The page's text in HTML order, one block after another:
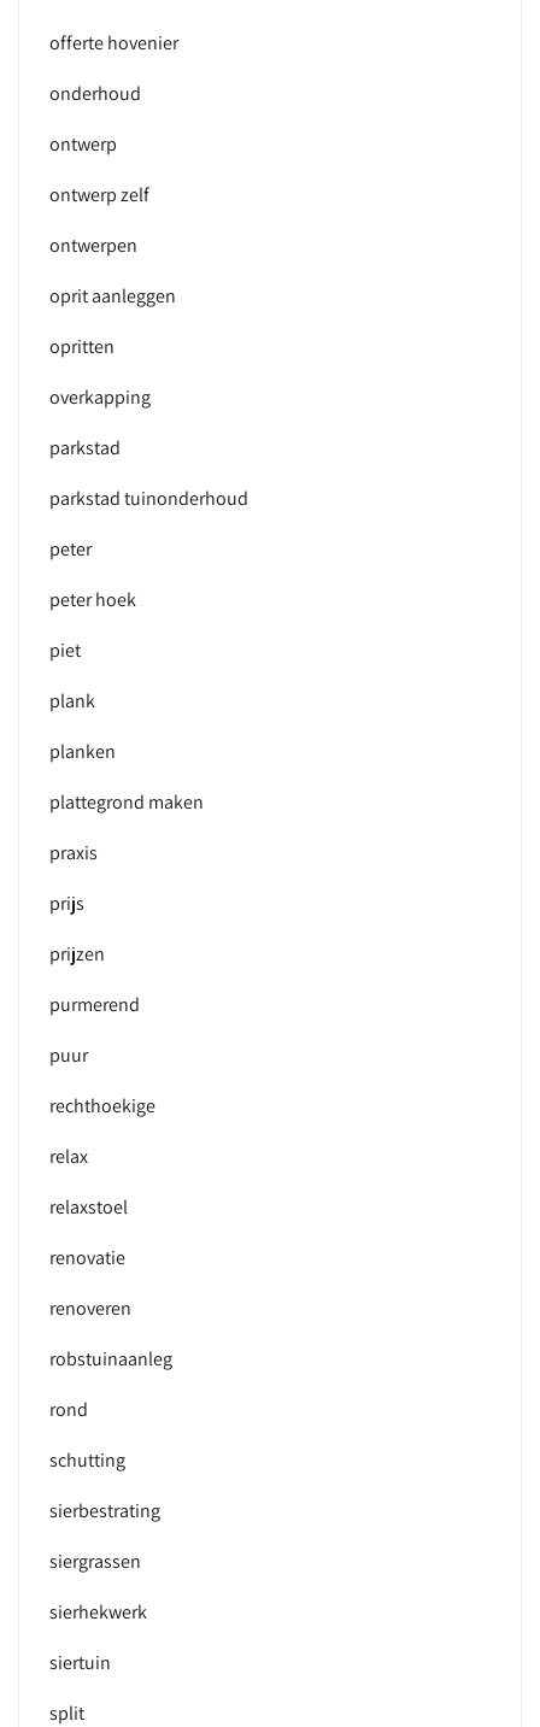
offerte hovenier
onderhoud
ontwerp
ontwerp zelf
ontwerpen
oprit aanleggen
opritten
overkapping
parkstad
parkstad tuinonderhoud
peter
peter hoek
piet
plank
planken
plattegrond maken
praxis
prijs
prijzen
purmerend
puur
rechthoekige
relax
relaxstoel
renovatie
renoveren
robstuinaanleg
rond
schutting
sierbestrating
siergrassen
sierhekwerk
siertuin
split